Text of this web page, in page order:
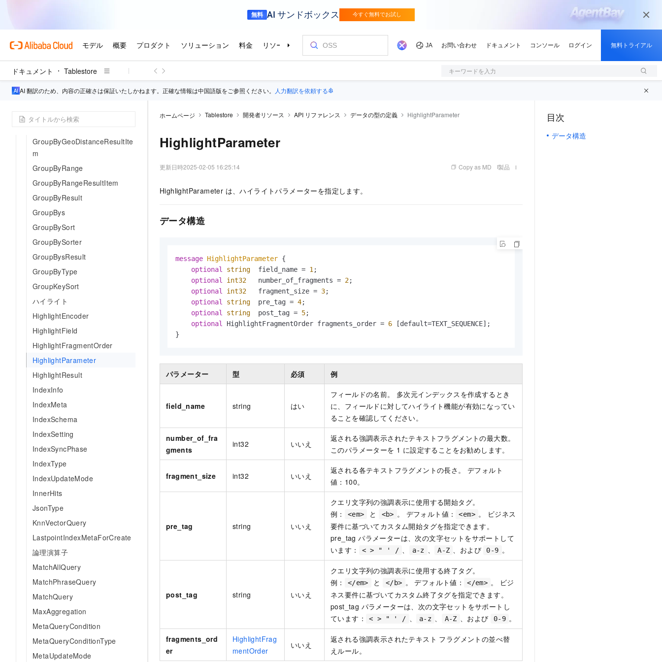
ドキュメント Tablestore キーワードを入力
AI 翻訳のため、内容の正確さは保証いたしかねます。正確な情報は中国語版をご参照ください。 人力翻訳を依頼する
GroupByHistogram
GroupByHistogramItem
GroupByFilter
GroupByGeoDistanceResultIte
m
GroupByRange
GroupByRangeResultItem
GroupByResult
GroupBys
GroupBySort
GroupBySorter
GroupBysResult
GroupByType
GroupKeySort
ハイライト
HighlightEncoder
HighlightField
HighlightFragmentOrder
HighlightParameter
HighlightResult
IndexInfo
IndexMeta
IndexSchema
IndexSetting
IndexSyncPhase
IndexType
IndexUpdateMode
InnerHits
JsonType
KnnVectorQuery
LastpointIndexMetaForCreate
論理演算子
MatchAllQuery
MatchPhraseQuery
MatchQuery
MaxAggregation
MetaQueryCondition
MetaQueryConditionType
MetaUpdateMode
ホームページ Tablestore 開発者リソース API リファレンス データの型の定義 HighlightParameter
HighlightParameter
更新日時2025-02-05 16:25:14 Copy as MD 製品
HighlightParameter は、ハイライトパラメーターを指定します。
データ構造
message HighlightParameter {
optional
string
  field_name =
1 ;
optional
int32
   number_of_fragments =
2;
optional
int32
   fragment_size =
3;
optional
string
  pre_tag =
4;
optional
string
  post_tag =
5;
optional
HighlightFragmentOrder fragments_order = 6 [default=TEXT_SEQUENCE];
}
パラメーター 型 必須 例
field_name string はい
フィールドの名前。 多次元インデックスを作成するとき
に、フィールドに対してハイライト機能が有効になってい
ることを確認してください。
number_of_fra
gments
int32 いいえ
返される強調表示されたテキストフラグメントの最大数。
このパラメーターを 1 に設定することをお勧めします。
fragment_size int32 いいえ
返される各テキストフラグメントの長さ。 デフォルト
値：100。
pre_tag string いいえ
クエリ文字列の強調表示に使用する開始タグ。
例：
<em> と <b> 。 デフォルト値： <em> 。 ビジネス
要件に基づいてカスタム開始タグを指定できます。
pre_tag パラメーターは、次の文字セットをサポートして
います：
< > " ' / 、 a-z 、 A-Z 、および 0-9 。
post_tag string いいえ
クエリ文字列の強調表示に使用する終了タグ。
例：
</em> と </b> 。 デフォルト値： </em> 。 ビジ
ネス要件に基づいてカスタム終了タグを指定できます。
post_tag パラメーターは、次の文字セットをサポートし
ています：
< > " ' / 、 a-z 、 A-Z 、および 0-9 。
fragments_ord
er
HighlightFrag
mentOrder
いいえ
返される強調表示されたテキスト フラグメントの並べ替
えルール。
目次
データ構造